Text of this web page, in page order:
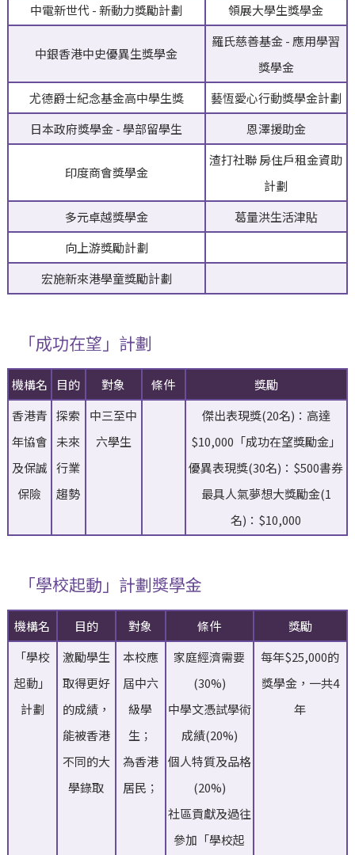
中電新世代 - 新動力獎勵計劃
領展大學生獎學金
中銀香港中史優異生獎學金
羅氏慈善基金 - 應用學習
獎學金
尤德爵士紀念基金高中學生獎
藝恆愛心行動獎學金計劃
日本政府獎學金 - 學部留學生
恩澤援助金
印度商會獎學金
渣打社聯 房住戶租金資助
計劃
多元卓越獎學金
葛量洪生活津貼
向上游獎勵計劃
宏施新來港學童獎勵計劃
「成功在望」計劃
機構名 目的 對象 條件
獎勵
香港青
年協會
及保誠
保險
探索
未來
行業
趨勢
中三至中
六學生
傑出表現獎(20名)：高達
$10,000「成功在望獎勵金」
優異表現獎(30名)：$500書券
最具人氣夢想大獎勵金(1
名)：$10,000
「學校起動」計劃獎學金
機構名 目的 對象 條件
獎勵
「學校
起動」
計劃
激勵學生
取得更好
的成績，
能被香港
不同的大
學錄取
本校應
屆中六
級學
生；
為香港
居民；
家庭經濟需要
(30%)
中學文憑試學術
成績(20%)
個人特質及品格
(20%)
社區貢獻及過往
參加「學校起
每年$25,000的
獎學金，一共4
年